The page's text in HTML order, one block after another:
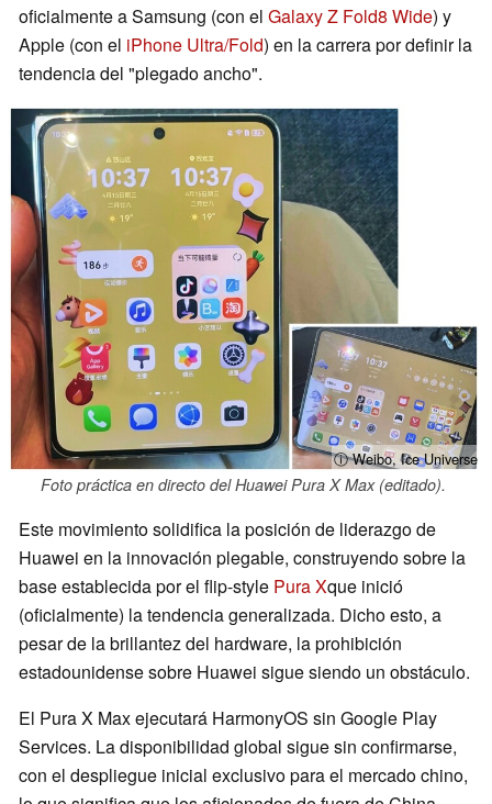
oficialmente a Samsung (con el Galaxy Z Fold8 Wide) y
Apple (con el iPhone Ultra/Fold) en la carrera por definir la
tendencia del "plegado ancho".
ⓘ Weibo, Ice Universe
Foto práctica en directo del Huawei Pura X Max (editado).
Este movimiento solidifica la posición de liderazgo de
Huawei en la innovación plegable, construyendo sobre la
base establecida por el flip-style Pura Xque inició
(oficialmente) la tendencia generalizada. Dicho esto, a
pesar de la brillantez del hardware, la prohibición
estadounidense sobre Huawei sigue siendo un obstáculo.
El Pura X Max ejecutará HarmonyOS sin Google Play
Services. La disponibilidad global sigue sin confirmarse,
con el despliegue inicial exclusivo para el mercado chino,